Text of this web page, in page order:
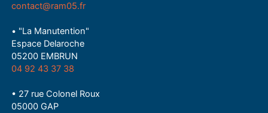
contact@ram05.fr
• "La Manutention"
Espace Delaroche
05200 EMBRUN
04 92 43 37 38
• 27 rue Colonel Roux
05000 GAP